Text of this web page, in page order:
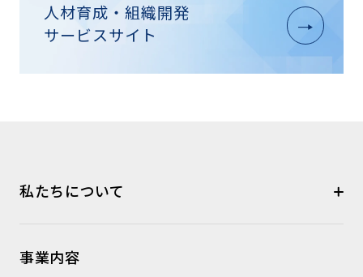
人材育成・組織開発
サービスサイト
私たちについて
事業内容